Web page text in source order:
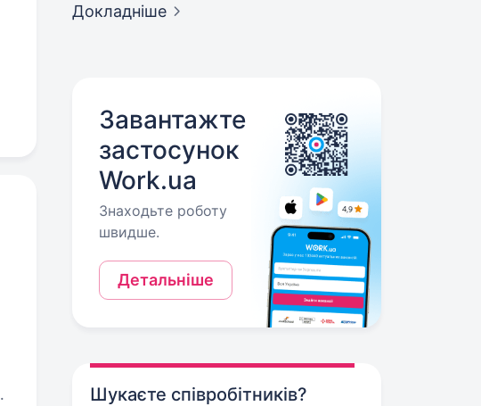
Докладніше
Завантажте
застосунок
Work.ua
Знаходьте роботу
швидше.
Детальніше
Шукаєте співробітників?